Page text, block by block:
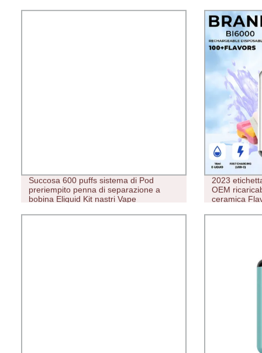
Vape
Succosa 600 puffs sistema di Pod
preriempito penna di separazione a
bobina Eliquid Kit nastri Vape
2023
OEM
ceramica
boccette